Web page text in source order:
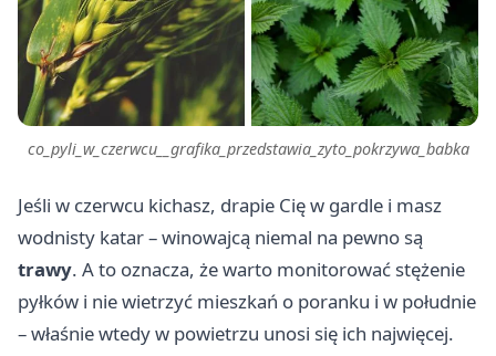
co_pyli_w_czerwcu__grafika_przedstawia_zyto_pokrzywa_babka
Jeśli w czerwcu kichasz, drapie Cię w gardle i masz
wodnisty katar – winowajcą niemal na pewno są
trawy. A to oznacza, że warto monitorować stężenie
pyłków i nie wietrzyć mieszkań o poranku i w południe
– właśnie wtedy w powietrzu unosi się ich najwięcej.